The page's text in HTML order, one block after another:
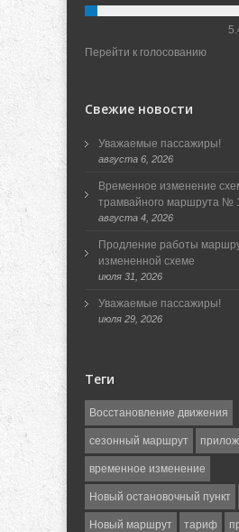
Перейти к голосованию
Свежие новости
Уважаемые пассажиры!
августа 6, 2026
Временное изменение
трамвайного маршрута №
августа 4, 2026
Продление работы
измененной схеме
июля 31, 2026
Уважаемые пассажиры!
июля 29, 2026
Теги
Восстановление движения
сезонный маршрут
временное изменение
Новый остановочный пункт
Новый маршрут тариф